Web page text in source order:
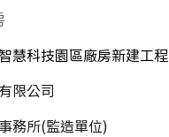
慧科技園區廠房新建工程
限公司
務所(監造單位)